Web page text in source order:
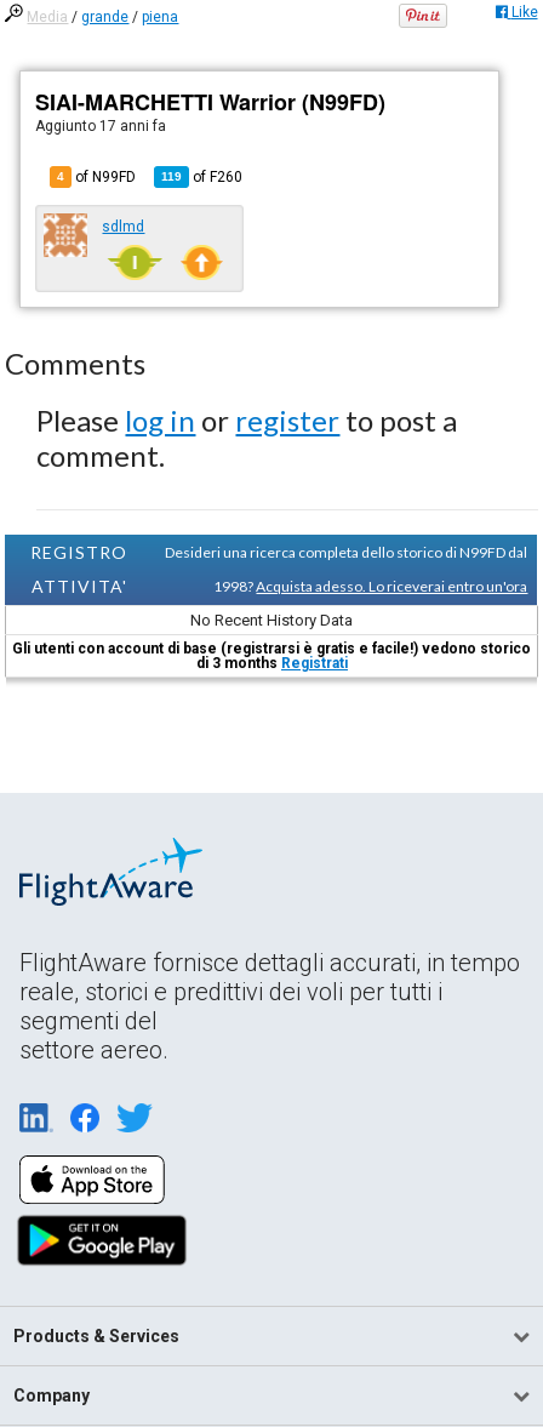
Media /grande /piena Like
SIAI-MARCHETTI Warrior (N99FD)
Aggiunto 17 anni fa
4 of N99FD 119 ofF260
sdlmd
Comments
Please log in or register to post a
comment.
REGISTRO
ATTIVITA'
Desideri una ricerca completa dello storico di N99FD dal
1998?Acquista adesso. Lo riceverai entro un'ora
No Recent History Data
Gli utenti con account di base (registrarsi è gratis e facile!) vedono storico
di 3 months Registrati
FlightAware fornisce dettagli accurati, in tempo
reale, storici e predittivi dei voli per tutti i
segmenti del
settore aereo.
Products & Services
Company